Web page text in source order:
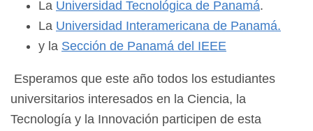
La Universidad Tecnológica de Panamá.
La Universidad Interamericana de Panamá.
y la Sección de Panamá del IEEE
Esperamos que este año todos los estudiantes
universitarios interesados en la Ciencia, la
Tecnología y la Innovación participen de esta